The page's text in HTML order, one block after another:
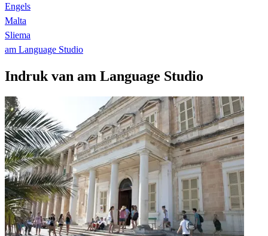
Engels
Malta
Sliema
am Language Studio
Indruk van am Language Studio